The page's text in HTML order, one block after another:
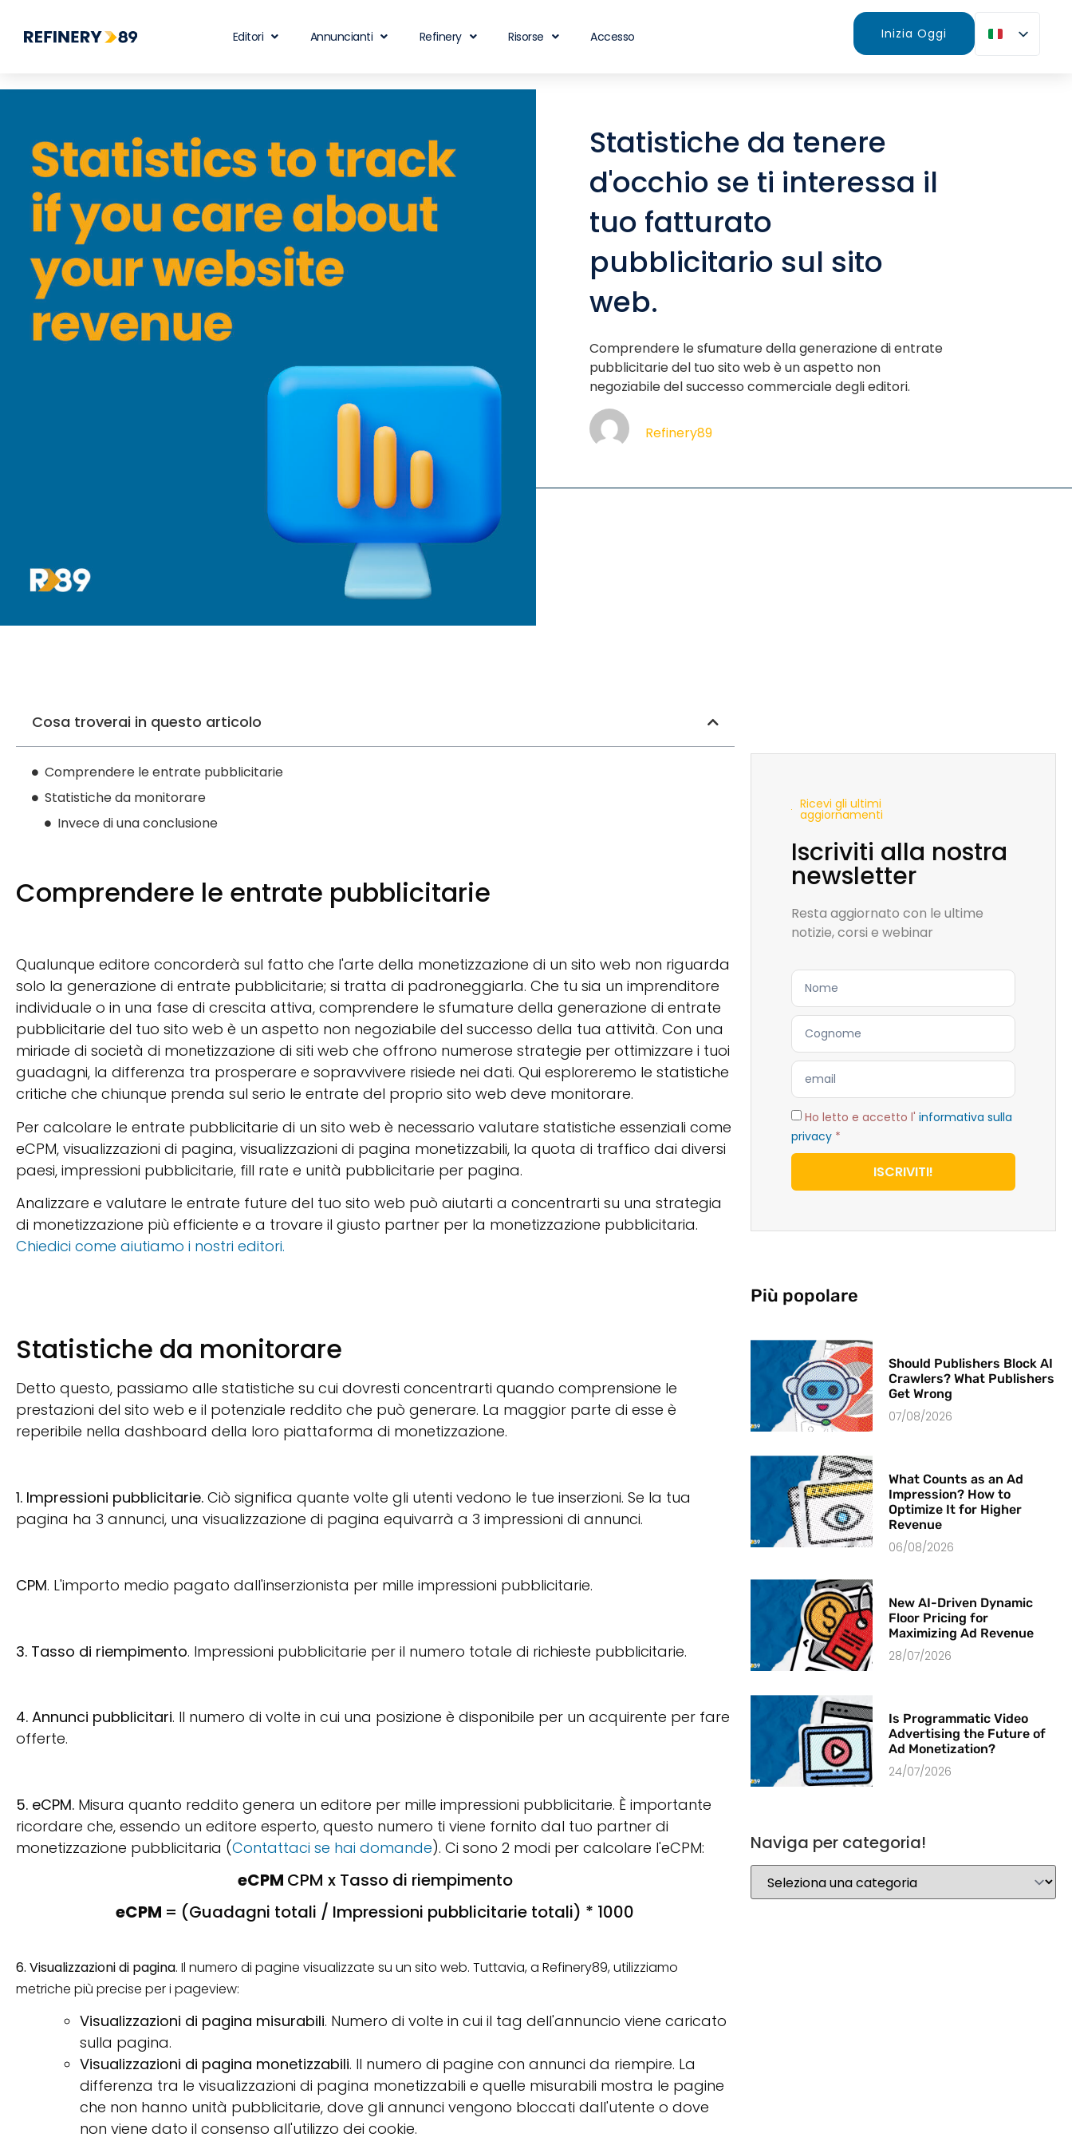
Editori Annuncianti Refinery Risorse Accesso Inizia Oggi
Statistiche da tenere
d'occhio se ti interessa il
tuo fatturato
pubblicitario sul sito
web.
Comprendere le sfumature della generazione di entrate
pubblicitarie del tuo sito web è un aspetto non
negoziabile del successo commerciale degli editori.
Refinery89
Cosa troverai in questo articolo
Comprendere le entrate pubblicitarie
Statistiche da monitorare
Invece di una conclusione
Comprendere le entrate pubblicitarie
Qualunque editore concorderà sul fatto che l'arte della monetizzazione di un sito web non riguarda
solo la generazione di entrate pubblicitarie; si tratta di padroneggiarla. Che tu sia un imprenditore
individuale o in una fase di crescita attiva, comprendere le sfumature della generazione di entrate
pubblicitarie del tuo sito web è un aspetto non negoziabile del successo della tua attività. Con una
miriade di società di monetizzazione di siti web che offrono numerose strategie per ottimizzare i tuoi
guadagni, la differenza tra prosperare e sopravvivere risiede nei dati. Qui esploreremo le statistiche
critiche che chiunque prenda sul serio le entrate del proprio sito web deve monitorare.
Per calcolare le entrate pubblicitarie di un sito web è necessario valutare statistiche essenziali come
eCPM, visualizzazioni di pagina, visualizzazioni di pagina monetizzabili, la quota di traffico dai diversi
paesi, impressioni pubblicitarie, fill rate e unità pubblicitarie per pagina.
Analizzare e valutare le entrate future del tuo sito web può aiutarti a concentrarti su una strategia
di monetizzazione più efficiente e a trovare il giusto partner per la monetizzazione pubblicitaria.
Chiedici come aiutiamo i nostri editori.
Statistiche da monitorare
Detto questo, passiamo alle statistiche su cui dovresti concentrarti quando comprensione le
prestazioni del sito web e il potenziale reddito che può generare. La maggior parte di esse è
reperibile nella dashboard della loro piattaforma di monetizzazione.
1. Impressioni pubblicitarie. Ciò significa quante volte gli utenti vedono le tue inserzioni. Se la tua
pagina ha 3 annunci, una visualizzazione di pagina equivarrà a 3 impressioni di annunci.
CPM. L'importo medio pagato dall'inserzionista per mille impressioni pubblicitarie.
3. Tasso di riempimento. Impressioni pubblicitarie per il numero totale di richieste pubblicitarie.
4. Annunci pubblicitari. Il numero di volte in cui una posizione è disponibile per un acquirente per fare
offerte.
5. eCPM. Misura quanto reddito genera un editore per mille impressioni pubblicitarie. È importante
ricordare che, essendo un editore esperto, questo numero ti viene fornito dal tuo partner di
monetizzazione pubblicitaria (Contattaci se hai domande). Ci sono 2 modi per calcolare l'eCPM:
eCPM CPM x Tasso di riempimento
eCPM = (Guadagni totali / Impressioni pubblicitarie totali) * 1000
6. Visualizzazioni di pagina. Il numero di pagine visualizzate su un sito web. Tuttavia, a Refinery89, utilizziamo
metriche più precise per i pageview:
Visualizzazioni di pagina misurabili. Numero di volte in cui il tag dell'annuncio viene caricato
sulla pagina.
Visualizzazioni di pagina monetizzabili. Il numero di pagine con annunci da riempire. La
differenza tra le visualizzazioni di pagina monetizzabili e quelle misurabili mostra le pagine
che non hanno unità pubblicitarie, dove gli annunci vengono bloccati dall'utente o dove
non viene dato il consenso all'utilizzo dei cookie.
Ricevi gli ultimi
aggiornamenti
Iscriviti alla nostra
newsletter
Resta aggiornato con le ultime
notizie, corsi e webinar
Ho letto e accetto l' informativa sulla
privacy*
ISCRIVITI!
Più popolare
Should Publishers Block AI
Crawlers? What Publishers
Get Wrong
07/08/2026
What Counts as an Ad
Impression? How to
Optimize It for Higher
Revenue
06/08/2026
New AI-Driven Dynamic
Floor Pricing for
Maximizing Ad Revenue
28/07/2026
Is Programmatic Video
Advertising the Future of
Ad Monetization?
24/07/2026
Naviga per categoria!